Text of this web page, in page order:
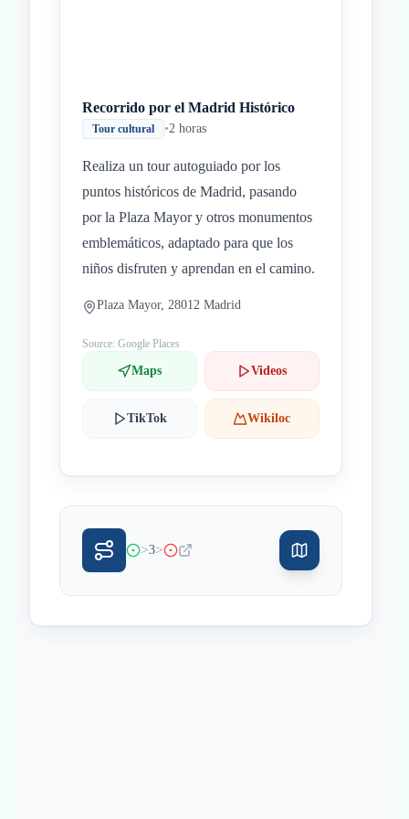
Recorrido por el Madrid Histórico
Tour cultural •2 horas
Realiza un tour autoguiado por los
puntos históricos de Madrid, pasando
por la Plaza Mayor y otros monumentos
emblemáticos, adaptado para que los
niños disfruten y aprendan en el camino.
Plaza Mayor, 28012 Madrid
Source: Google Places
Maps Videos
TikTok Wikiloc
>3>